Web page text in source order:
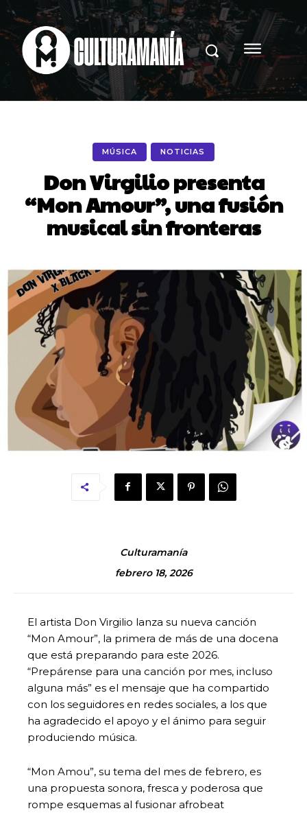
MÚSICA NOTICIAS
Don Virgilio presenta
“Mon Amour”, una fusión
musical sin fronteras
Culturamanía
febrero 18, 2026
El artista Don Virgilio lanza su nueva canción
“Mon Amour”, la primera de más de una docena
que está preparando para este 2026.
“Prepárense para una canción por mes, incluso
alguna más” es el mensaje que ha compartido
con los seguidores en redes sociales, a los que
ha agradecido el apoyo y el ánimo para seguir
produciendo música.
“Mon Amou”, su tema del mes de febrero, es
una propuesta sonora, fresca y poderosa que
rompe esquemas al fusionar afrobeat